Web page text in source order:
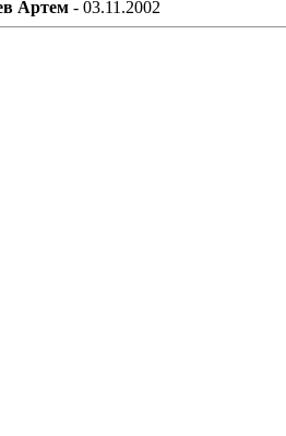
Артем - 03.11.2002